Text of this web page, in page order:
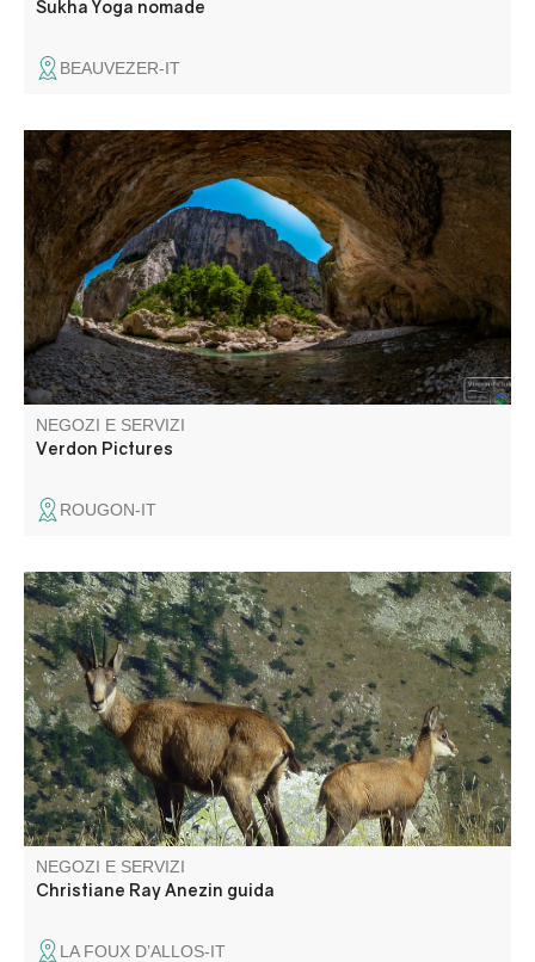
Sukha Yoga nomade
BEAUVEZER-IT
Fotografo delle gole del Verdon dal 2013, vi offro i miei
servizi sul negozio online verdon-pictures.com. Trovate le
foto di tutte le vostre avventure a prezzi bassi, con
accesso rapido e sicuro dal vostro computer o
smartphone!
NEGOZI E SERVIZI
Verdon Pictures
ROUGON-IT
Passeggiate in montagna con guida, tutto l'anno
NEGOZI E SERVIZI
Christiane Ray Anezin guida
LA FOUX D’ALLOS-IT